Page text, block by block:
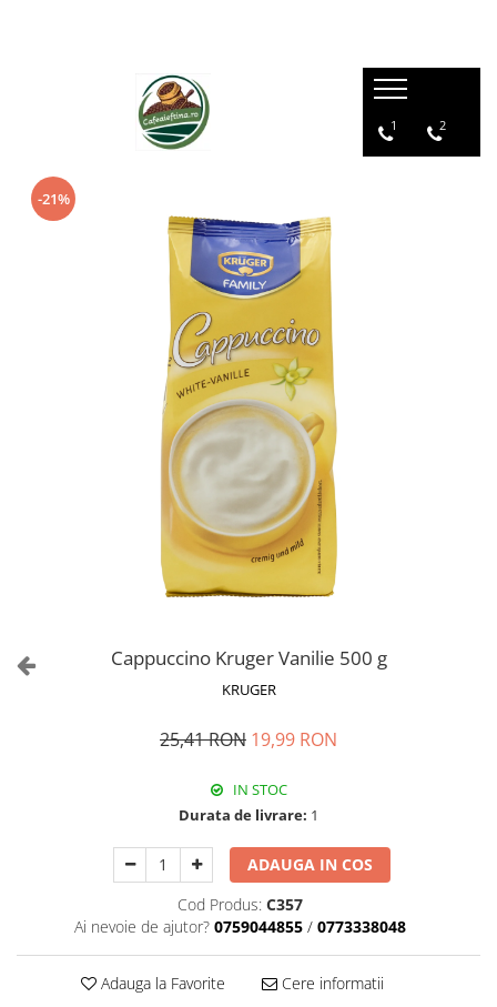
1 2
-21%
Cappuccino Kruger Vanilie 500 g
KRUGER
25,41 RON 19,99 RON
IN STOC
Durata de livrare: 1
ADAUGA IN COS
Cod Produs: C357
Ai nevoie de ajutor? 0759044855 / 0773338048
Adauga la Favorite Cere informatii